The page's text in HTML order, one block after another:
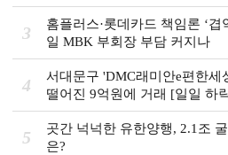
3
홈플러스·롯데카드 책임론 ‘
일 MBK 부회장 부담 커지나
4
서대문구 'DMC래미안e편한세
떨어진 9억원에 거래 [일일 하
5
곳간 넉넉한 유한양행, 2.1조
은?